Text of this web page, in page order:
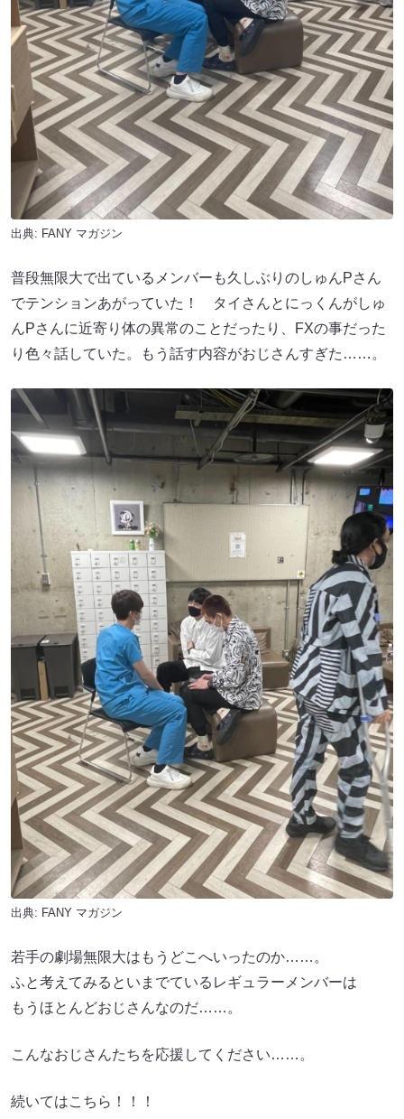
出典: FANY マガジン
普段無限大で出ているメンバーも久しぶりのしゅんPさん
でテンションあがっていた！ タイさんとにっくんがしゅ
んPさんに近寄り体の異常のことだったり、FXの事だった
り色々話していた。もう話す内容がおじさんすぎた……。
出典: FANY マガジン
若手の劇場無限大はもうどこへいったのか……。
ふと考えてみるといまでているレギュラーメンバーは
もうほとんどおじさんなのだ……。
こんなおじさんたちを応援してください……。
続いてはこちら！！！